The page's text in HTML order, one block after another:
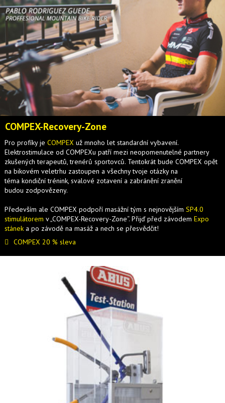
COMPEX-Recovery-Zone
Pro profíky je COMPEX už mnoho let standardní vybavení.
Elektrostimulace od COMPEXu patří mezi neopomenutelné partnery
zkušených terapeutů, trenérů sportovců. Tentokrát bude COMPEX opět
na bikovém veletrhu zastoupen a všechny tvoje otázky na
téma kondiční trénink, svalové zotavení a zabránění zranění
budou zodpovězeny.
Především ale COMPEX podpoří masážní tým s nejnovějším SP4.0
stimulátorem v „COMPEX-Recovery-Zone“. Přijď před závodem Expo
stánek a po závodě na masáž a nech se přesvědčit!
COMPEX 20 % sleva